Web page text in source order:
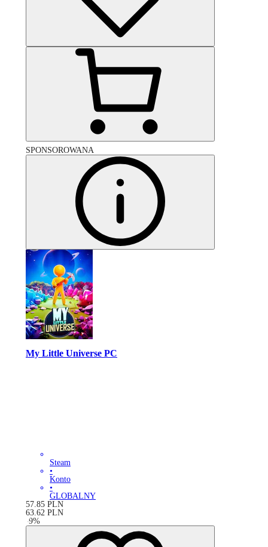
SPONSOROWANA
My Little Universe PC
Steam
•
Konto
•
GLOBALNY
57.85 PLN
63.62 PLN
-9%